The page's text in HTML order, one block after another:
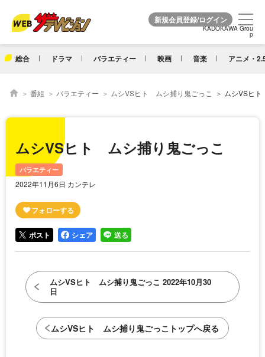
KADOKAWA Grou
p
総合 ドラマ バラエティー 映画 音楽 アニメ・
KADOKAWA Grou
p
番組 バラエティー ムシVSヒト ムシ捕り鬼ごっこ ムシVSヒ
ムシVSヒト ムシ捕り鬼ごっこ
バラエティー
2022年11月6日 カンテレ
ポスト シェア 送る
ムシVSヒト ムシ捕り鬼ごっこ 2022年10月30
日
ムシVSヒト ムシ捕り鬼ごっこトップへ戻る